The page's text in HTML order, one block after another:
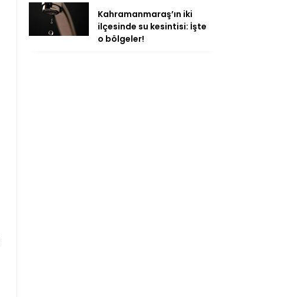
Kahramanmaraş’ın iki
ilçesinde su kesintisi: İşte
o bölgeler!